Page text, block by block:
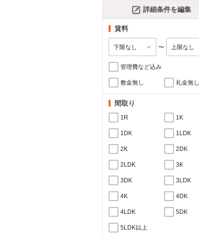
詳細条件を編集
賃料
〜
管理費など込み
敷金無し 礼金無し
間取り
1R 1K
1DK 1LDK
2K 2DK
2LDK 3K
3DK 3LDK
4K 4DK
4LDK 5DK
5LDK以上